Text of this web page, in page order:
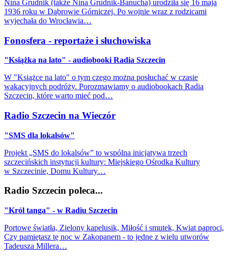
Nina Grudnik (także Nina Grudnik-Banucha) urodziła się 16 maja
1936 roku w Dąbrowie Górniczej. Po wojnie wraz z rodzicami
wyjechała do Wrocławia…
Fonosfera - reportaże i słuchowiska
"Książka na lato" - audiobooki Radia Szczecin
W "Książce na lato" o tym czego można posłuchać w czasie
wakacyjnych podróży. Porozmawiamy o audiobookach Radia
Szczecin, które warto mieć pod…
Radio Szczecin na Wieczór
"SMS dla lokalsów"
Projekt „SMS do lokalsów” to wspólna inicjatywa trzech
szczecińskich instytucji kultury: Miejskiego Ośrodka Kultury
w Szczecinie, Domu Kultury…
Radio Szczecin poleca...
"Król tanga" - w Radiu Szczecin
Portowe światła, Zielony kapelusik, Miłość i smutek, Kwiat paproci,
Czy pamiętasz tę noc w Zakopanem - to jedne z wielu utworów
Tadeusza Millera…